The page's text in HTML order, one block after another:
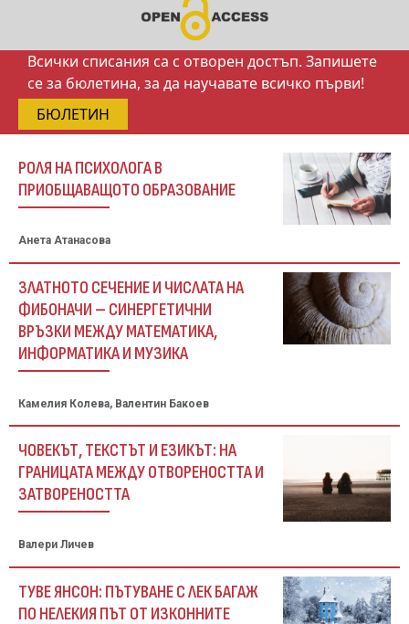
Всички списания са с отворен достъп. Запишете
се за бюлетина, за да научавате всичко първи!
БЮЛЕТИН
РОЛЯ НА ПСИХОЛОГА В
ПРИОБЩАВАЩОТО ОБРАЗОВАНИЕ
Анета Атанасова
ЗЛАТНОТО СЕЧЕНИЕ И ЧИСЛАТА НА
ФИБОНАЧИ – СИНЕРГЕТИЧНИ
ВРЪЗКИ МЕЖДУ МАТЕМАТИКА,
ИНФОРМАТИКА И МУЗИКА
Камелия Колева, Валентин Бакоев
ЧОВЕКЪТ, ТЕКСТЪТ И ЕЗИКЪТ: НА
ГРАНИЦАТА МЕЖДУ ОТВОРЕНОСТТА И
ЗАТВОРЕНОСТТА
Валери Личев
ТУВЕ ЯНСОН: ПЪТУВАНЕ С ЛЕК БАГАЖ
ПО НЕЛЕКИЯ ПЪТ ОТ ИЗКОННИТЕ